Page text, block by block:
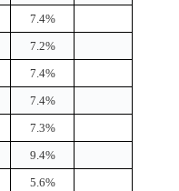
7.4%
7.2%
7.4%
7.4%
7.3%
9.4%
5.6%